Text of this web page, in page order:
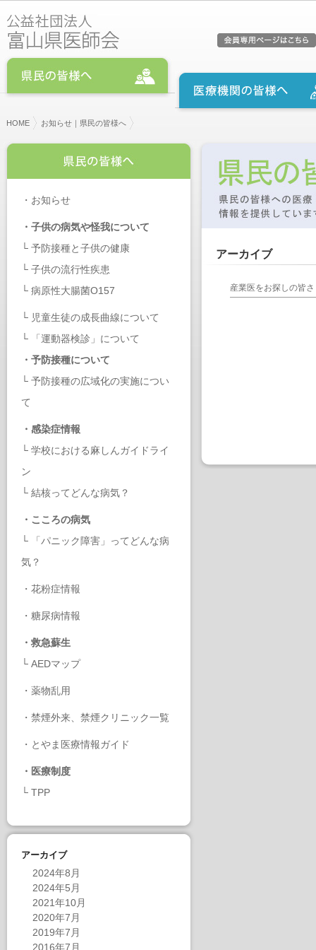
HOME お知らせ｜県民の皆様へ
・ お知らせ
・ 子供の病気や怪我について
└ 予防接種と子供の健康
└ 子供の流行性疾患
└ 病原性大腸菌O157
└ 児童生徒の成長曲線について
└
「運動器検診」について
・ 予防接種について
└ 予防接種の広域化の実施につい
て
・ 感染症情報
└ 学校における麻しんガイドライ
ン
└ 結核ってどんな病気？
・ こころの病気
└
「パニック障害」ってどんな病
気？
・ 花粉症情報
・ 糖尿病情報
・ 救急蘇生
└ AEDマップ
・ 薬物乱用
・ 禁煙外来、禁煙クリニック一覧
・ とやま医療情報ガイド
・ 医療制度
└ TPP
アーカイブ
2024年8月
2024年5月
2021年10月
2020年7月
2019年7月
2016年7月
アーカイブ
産業医をお探しの皆